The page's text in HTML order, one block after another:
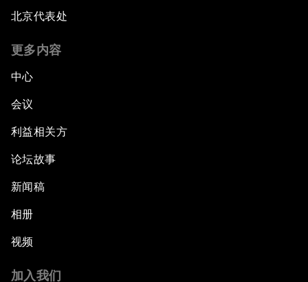
北京代表处
更多内容
中心
会议
利益相关方
论坛故事
新闻稿
相册
视频
加入我们